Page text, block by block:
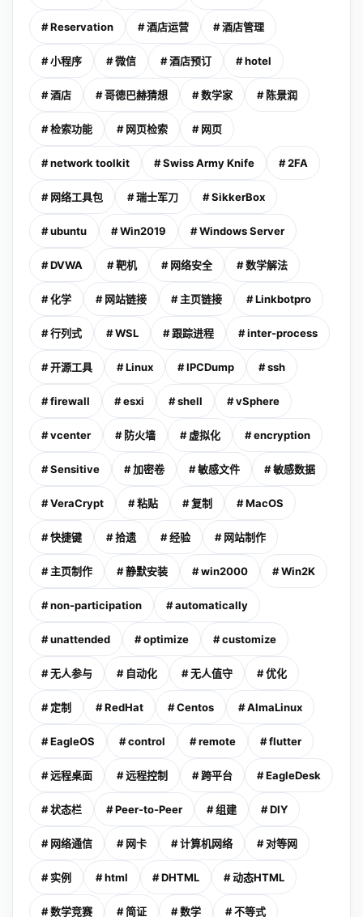
# Reservation # 酒店运营 # 酒店管理
# 小程序 # 微信 # 酒店预订 # hotel
# 酒店 # 哥德巴赫猜想 # 数学家 # 陈景润
# 检索功能 # 网页检索 # 网页
# network toolkit # Swiss Army Knife # 2FA
# 网络工具包 # 瑞士军刀 # SikkerBox
# ubuntu # Win2019 # Windows Server
# DVWA # 靶机 # 网络安全 # 数学解法
# 化学 # 网站链接 # 主页链接 # Linkbotpro
# 行列式 # WSL # 跟踪进程 # inter-process
# 开源工具 # Linux # IPCDump # ssh
# firewall # esxi # shell # vSphere
# vcenter # 防火墙 # 虚拟化 # encryption
# Sensitive # 加密卷 # 敏感文件 # 敏感数据
# VeraCrypt # 粘贴 # 复制 # MacOS
# 快捷键 # 拾遗 # 经验 # 网站制作
# 主页制作 # 静默安装 # win2000 # Win2K
# non-participation # automatically
# unattended # optimize # customize
# 无人参与 # 自动化 # 无人值守 # 优化
# 定制 # RedHat # Centos # AlmaLinux
# EagleOS # control # remote # flutter
# 远程桌面 # 远程控制 # 跨平台 # EagleDesk
# 状态栏 # Peer-to-Peer # 组建 # DIY
# 网络通信 # 网卡 # 计算机网络 # 对等网
# 实例 # html # DHTML # 动态HTML
# 数学竞赛 # 简证 # 数学 # 不等式